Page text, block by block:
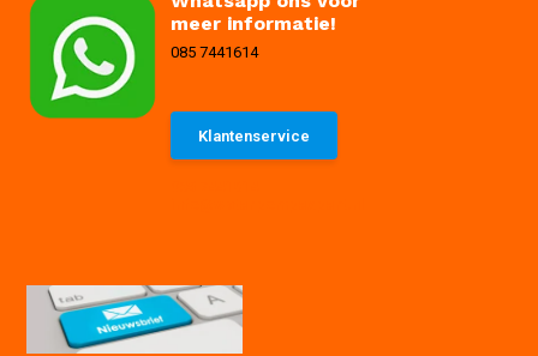
meer informatie!
085 7441614
Klantenservice